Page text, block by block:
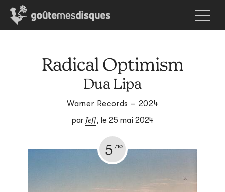
Radical Optimism
Dua Lipa
Warner Records – 2024
par Jeff, le 25 mai 2024
5